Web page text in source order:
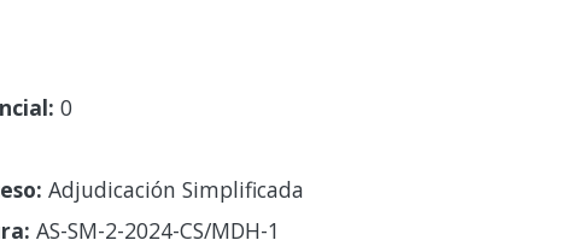
0
Adjudicación Simplificada
AS-SM-2-2024-CS/MDH-1